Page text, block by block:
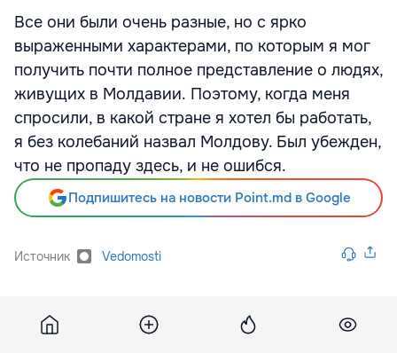
Все они были очень разные, но с ярко
выраженными характерами, по которым я мог
получить почти полное представление о людях,
живущих в Молдавии. Поэтому, когда меня
спросили, в какой стране я хотел бы работать,
я без колебаний назвал Молдову. Был убежден,
что не пропаду здесь, и не ошибся.
Подпишитесь на новости Point.md в Google
Источник Vedomosti